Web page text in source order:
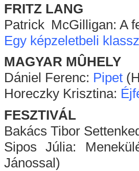
FRITZ LANG
Patrick McGilligan: A
Egy képzeletbeli
MAGYAR MÛHELY
Dániel Ferenc: Pipet
Horeczky Krisztina:
FESZTIVÁL
Bakács Tibor
Sipos Júlia:
Jánossal)